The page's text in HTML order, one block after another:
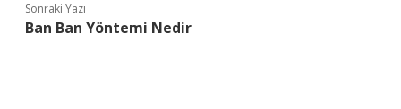
Sonraki Yazı
Ban Ban Yöntemi Nedir